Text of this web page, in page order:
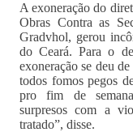
A exoneração do
Obras Contra as
Gradvhol, gerou
do Ceará. Para o
exoneração se deu
todos fomos pegos
pro fim de
surpresos com a
tratado”, disse.